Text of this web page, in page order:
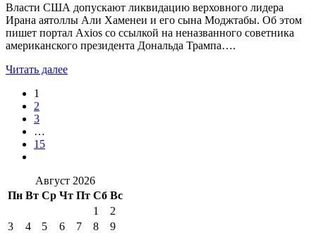
Власти США допускают ликвидацию верховного лидера
Ирана аятоллы Али Хаменеи и его сына Моджтабы. Об этом
пишет портал Axios со ссылкой на неназванного советника
американского президента Дональда Трампа….
Читать далее
1
2
3
…
15
Август 2026
Пн Вт Ср Чт Пт Сб Вс
1
2
3
4 5 6 7 8
9